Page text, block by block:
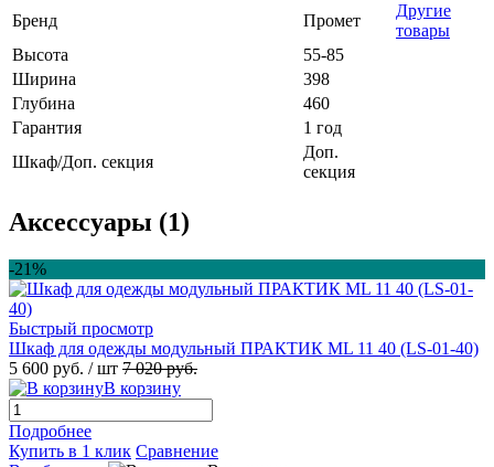
Бренд
Промет
Другие
товары
Высота
55-85
Ширина
398
Глубина
460
Гарантия
1 год
Шкаф/Доп. секция
Доп.
секция
Аксессуары (1)
-21%
Быстрый просмотр
Шкаф для одежды модульный ПРАКТИК ML 11 40 (LS-01-40)
5 600 руб. / шт 7 020 руб.
В корзину
Подробнее
Купить в 1 клик Сравнение